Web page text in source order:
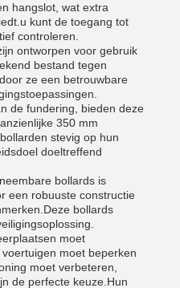
hangslot, wat extra
kunt de toegang tot
controleren.
ontworpen voor gebruik
bestand tegen
ze een betrouwbare
de fundering, bieden deze
350 mm
stevig op hun
doeltreffend
bollards is
een robuuste constructie
bollards
moet
moet beperken
moet verbeteren,
de perfecte keuze.Hun